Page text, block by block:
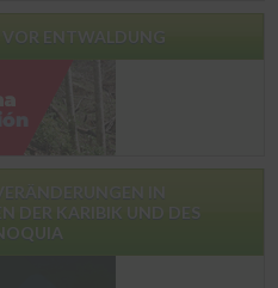
ENTWALDUNG
DER KARIBIK UND DES